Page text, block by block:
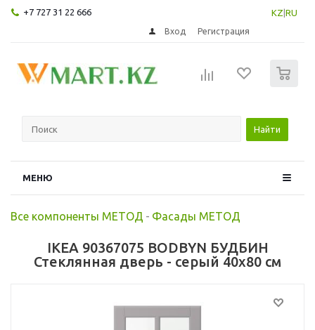
+7 727 31 22 666 KZ RU
Вход Регистрация
Найти
МЕНЮ
Все компоненты МЕТОД - Фасады МЕТОД
IKEA 90367075 BODBYN БУДБИН
Стеклянная дверь - серый 40x80 см